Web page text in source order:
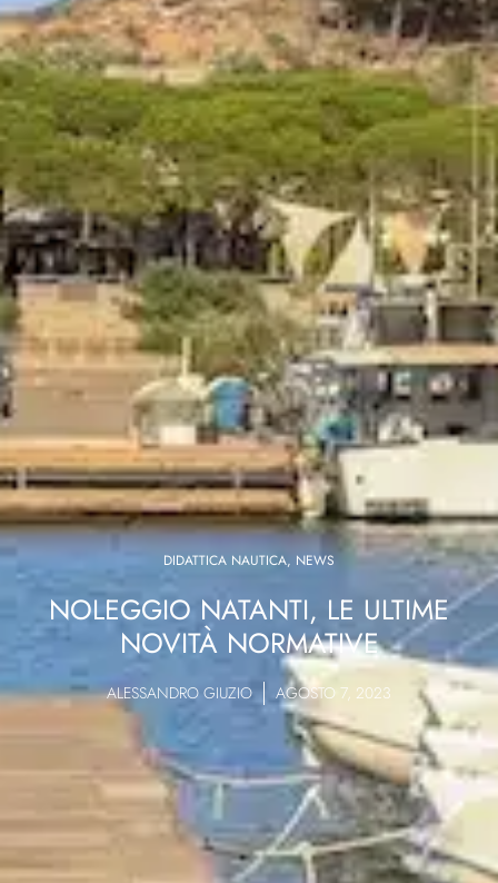
DIDATTICA NAUTICA, NEWS
NOLEGGIO NATANTI, LE ULTIME
NOVITÀ NORMATIVE
ALESSANDRO GIUZIO AGOSTO 7, 2023